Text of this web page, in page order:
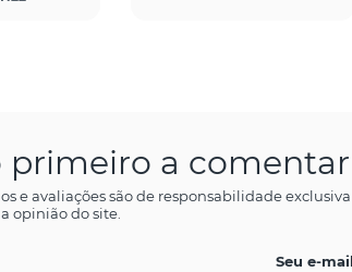
primeiro a comentar
e avaliações são de responsabilidade
opinião do site.
Seu e-mail